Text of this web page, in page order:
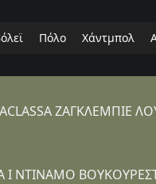
Πόλο Χάντμπολ
ΖΑΓΚΛΕΜΠΙΕ
I ΝΤΙΝΑΜΟ